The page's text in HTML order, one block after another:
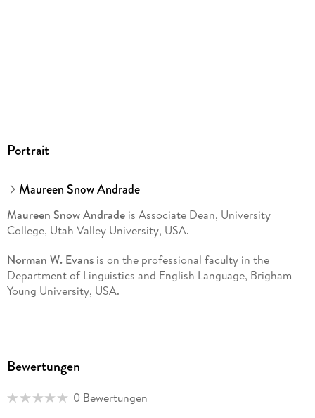
Portrait
Maureen Snow Andrade
Maureen Snow Andradeis Associate Dean, University
College, Utah Valley University, USA.
Norman W. Evansis on the professional faculty in the
Department of Linguistics and English Language, Brigham
Young University, USA.
Bewertungen
0 Bewertungen